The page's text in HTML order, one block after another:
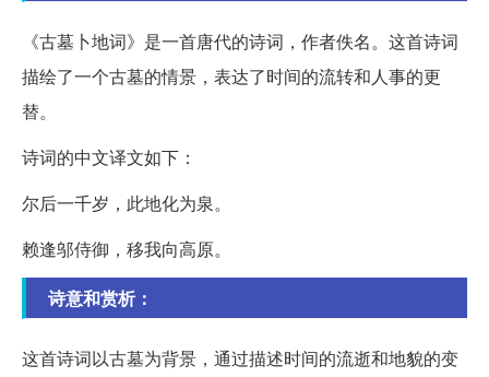
《古墓卜地词》是一首唐代的诗词，作者佚名。这首诗词
描绘了一个古墓的情景，表达了时间的流转和人事的更
替。
诗词的中文译文如下：
尔后一千岁，此地化为泉。
赖逢邬侍御，移我向高原。
诗意和赏析：
这首诗词以古墓为背景，通过描述时间的流逝和地貌的变